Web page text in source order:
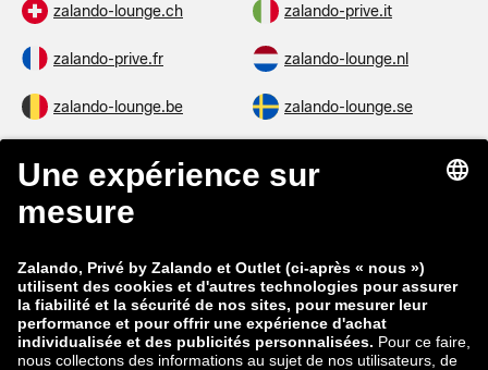
zalando-lounge.ch zalando-prive.it
zalando-prive.fr zalando-lounge.nl
zalando-lounge.be zalando-lounge.se
zalando-lounge.co.uk
zalando-lounge.lt zalando-lounge.sk
zalando-lounge.ro zalando-lounge.hr